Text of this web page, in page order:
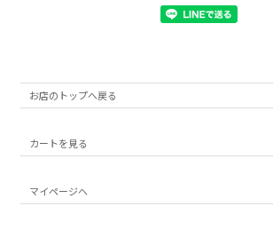
お店のトップへ戻る
カートを見る
マイページへ